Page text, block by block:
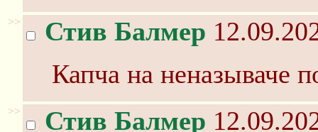
>> Стив Балмер
Капча на неназываче
>> Стив Балмер